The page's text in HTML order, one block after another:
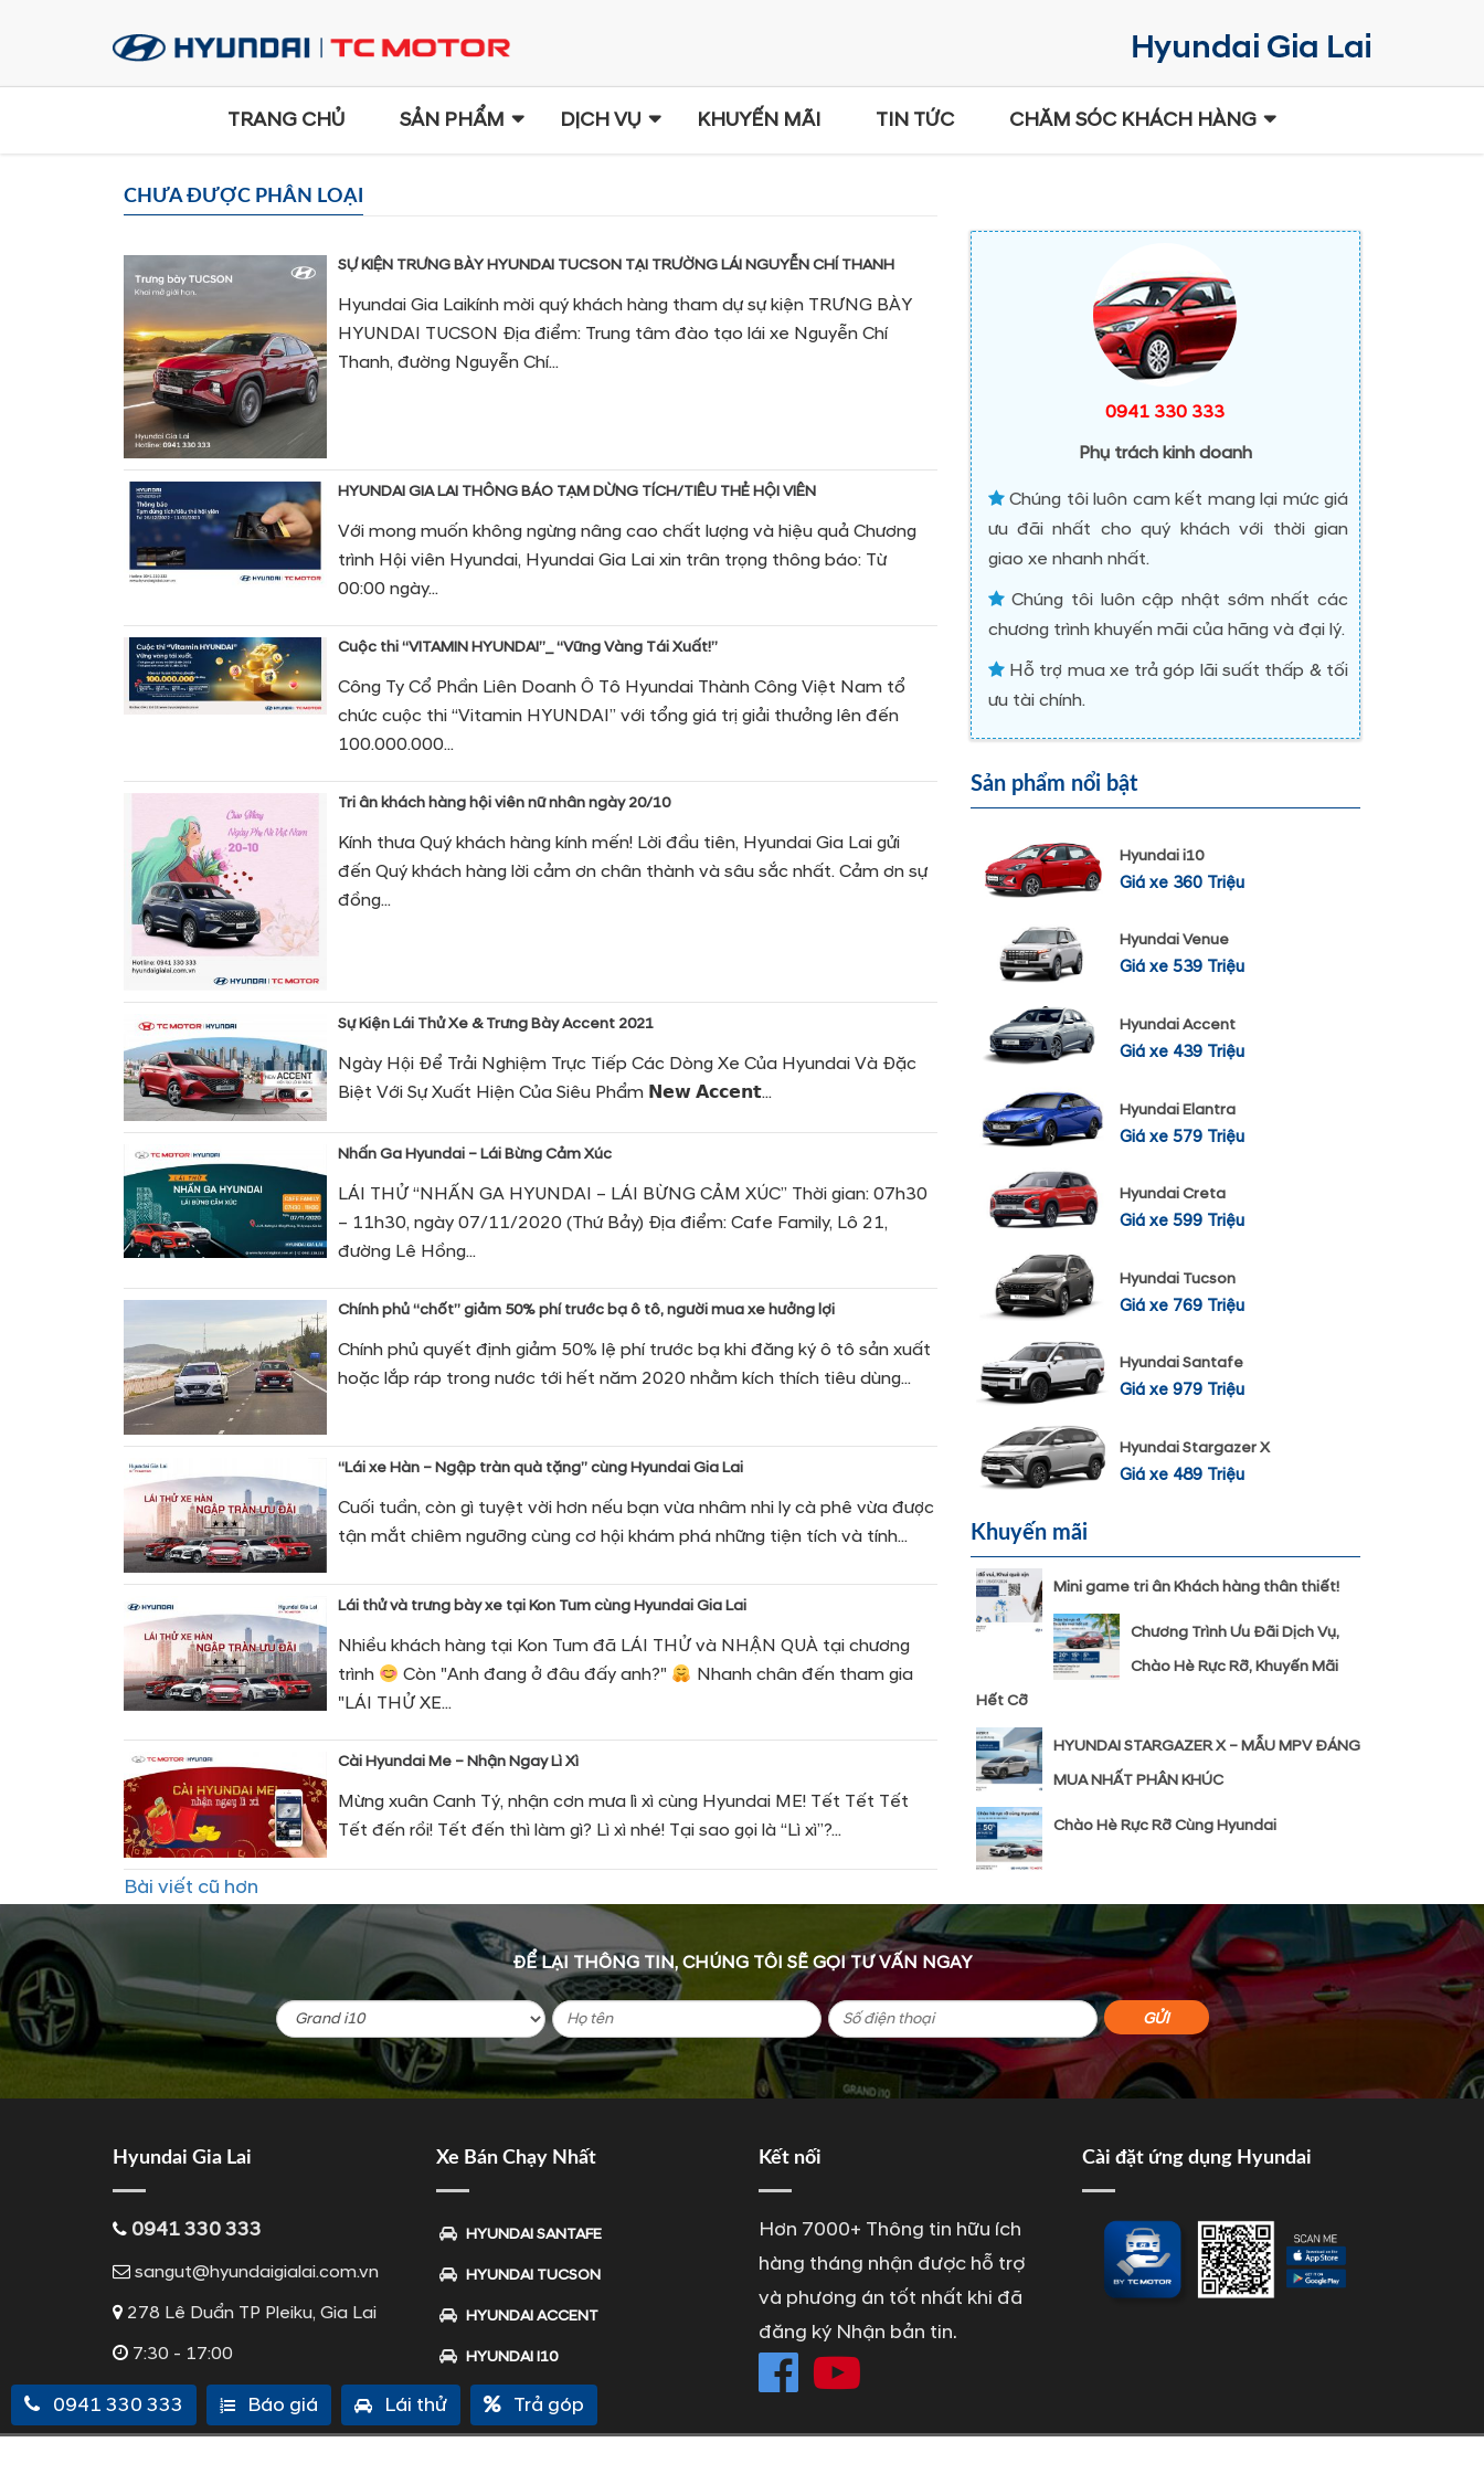
TRANG CHỦ SẢN PHẨM DỊCH VỤ KHUYẾN MÃI TIN TỨC CHĂM SÓC KHÁCH HÀNG
CHƯA ĐƯỢC PHÂN LOẠI
SỰ KIỆN TRƯNG BÀY HYUNDAI TUCSON TẠI TRƯỜNG LÁI NGUYỄN CHÍ THANH
Hyundai Gia Laikính mời quý khách hàng tham dự sự kiện TRƯNG BÀY
HYUNDAI TUCSON Địa điểm: Trung tâm đào tạo lái xe Nguyễn Chí
Thanh, đường Nguyễn Chí...
HYUNDAI GIA LAI THÔNG BÁO TẠM DỪNG TÍCH/TIÊU THẺ HỘI VIÊN
Với mong muốn không ngừng nâng cao chất lượng và hiệu quả Chương
trình Hội viên Hyundai, Hyundai Gia Lai xin trân trọng thông báo: Từ
00:00 ngày...
Cuộc thi “VITAMIN HYUNDAI”_ “Vững Vàng Tái Xuất!”
Công Ty Cổ Phần Liên Doanh Ô Tô Hyundai Thành Công Việt Nam tổ
chức cuộc thi “Vitamin HYUNDAI” với tổng giá trị giải thưởng lên đến
100.000.000...
Tri ân khách hàng hội viên nữ nhân ngày 20/10
Kính thưa Quý khách hàng kính mến! Lời đầu tiên, Hyundai Gia Lai gửi
đến Quý khách hàng lời cảm ơn chân thành và sâu sắc nhất. Cảm ơn sự
đồng...
Sự Kiện Lái Thử Xe & Trưng Bày Accent 2021
Ngày Hội Để Trải Nghiệm Trực Tiếp Các Dòng Xe Của Hyundai Và Đặc
Biệt Với Sự Xuất Hiện Của Siêu Phẩm 𝗡𝗲𝘄 𝗔𝗰𝗰𝗲𝗻𝘁...
Nhấn Ga Hyundai – Lái Bừng Cảm Xúc
LÁI THỬ “NHẤN GA HYUNDAI – LÁI BỪNG CẢM XÚC” Thời gian: 07h30
– 11h30, ngày 07/11/2020 (Thứ Bảy) Địa điểm: Cafe Family, Lô 21,
đường Lê Hồng...
Chính phủ “chốt” giảm 50% phí trước bạ ô tô, người mua xe hưởng lợi
Chính phủ quyết định giảm 50% lệ phí trước bạ khi đăng ký ô tô sản xuất
hoặc lắp ráp trong nước tới hết năm 2020 nhằm kích thích tiêu dùng...
“Lái xe Hàn – Ngập tràn quà tặng” cùng Hyundai Gia Lai
Cuối tuần, còn gì tuyệt vời hơn nếu bạn vừa nhâm nhi ly cà phê vừa được
tận mắt chiêm ngưỡng cùng cơ hội khám phá những tiện tích và tính...
Lái thử và trưng bày xe tại Kon Tum cùng Hyundai Gia Lai
Nhiều khách hàng tại Kon Tum đã LÁI THỬ và NHẬN QUÀ tại chương
trình
Còn "Anh đang ở đâu đấy anh?"
Nhanh chân đến tham gia
"LÁI THỬ XE...
Cài Hyundai Me – Nhận Ngay Lì Xì
Mừng xuân Canh Tý, nhận cơn mưa lì xì cùng Hyundai ME! Tết Tết Tết
Tết đến rồi! Tết đến thì làm gì? Lì xì nhé! Tại sao gọi là “Lì xì”?...
Điều
hướng
viết
Bài viết cũ hơn
0941 330 333
Phụ trách kinh doanh
Chúng tôi luôn cam kết mang lại mức giá
ưu đãi nhất cho quý khách với thời gian
giao xe nhanh nhất.
Chúng tôi luôn cập nhật sớm nhất các
chương trình khuyến mãi của hãng và đại lý.
Hỗ trợ mua xe trả góp lãi suất thấp & tối
ưu tài chính.
Sản phẩm nổi bật
Hyundai i10
Giá xe 360 Triệu
Hyundai Venue
Giá xe 539 Triệu
Hyundai Accent
Giá xe 439 Triệu
Hyundai Elantra
Giá xe 579 Triệu
Hyundai Creta
Giá xe 599 Triệu
Hyundai Tucson
Giá xe 769 Triệu
Hyundai Santafe
Giá xe 979 Triệu
Hyundai Stargazer X
Giá xe 489 Triệu
Khuyến mãi
Mini game tri ân Khách hàng thân thiết!
Chương Trình Ưu Đãi Dịch Vụ,
Chào Hè Rực Rỡ, Khuyến Mãi
Hết Cỡ
HYUNDAI STARGAZER X – MẪU MPV ĐÁNG
MUA NHẤT PHÂN KHÚC
Chào Hè Rực Rỡ Cùng Hyundai
ĐỂ LẠI THÔNG TIN, CHÚNG TÔI SẼ GỌI TƯ VẤN NGAY
Hyundai Gia Lai
0941 330 333
sangut@hyundaigialai.com.vn
278 Lê Duẩn TP Pleiku, Gia Lai
7:30 - 17:00
Xe Bán Chạy Nhất
HYUNDAI SANTAFE
HYUNDAI TUCSON
HYUNDAI ACCENT
HYUNDAI I10
Kết nối
Hơn 7000+ Thông tin hữu ích
hàng tháng nhận được hỗ trợ
và phương án tốt nhất khi đã
đăng ký Nhận bản tin.
Cài đặt ứng dụng Hyundai
0941 330 333 Báo giá Lái thử Trả góp